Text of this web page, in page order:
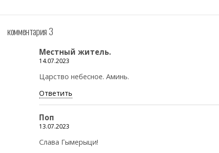
комментария 3
Местный житель.
14.07.2023
Царство небесное. Аминь.
Ответить
Поп
13.07.2023
Слава Гымерыци!